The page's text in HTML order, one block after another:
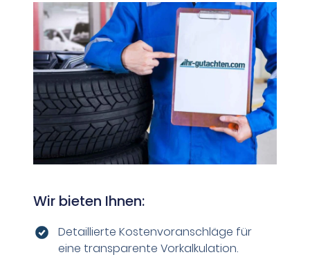
Wir bieten Ihnen:
Detaillierte Kostenvoranschläge für
eine transparente Vorkalkulation.